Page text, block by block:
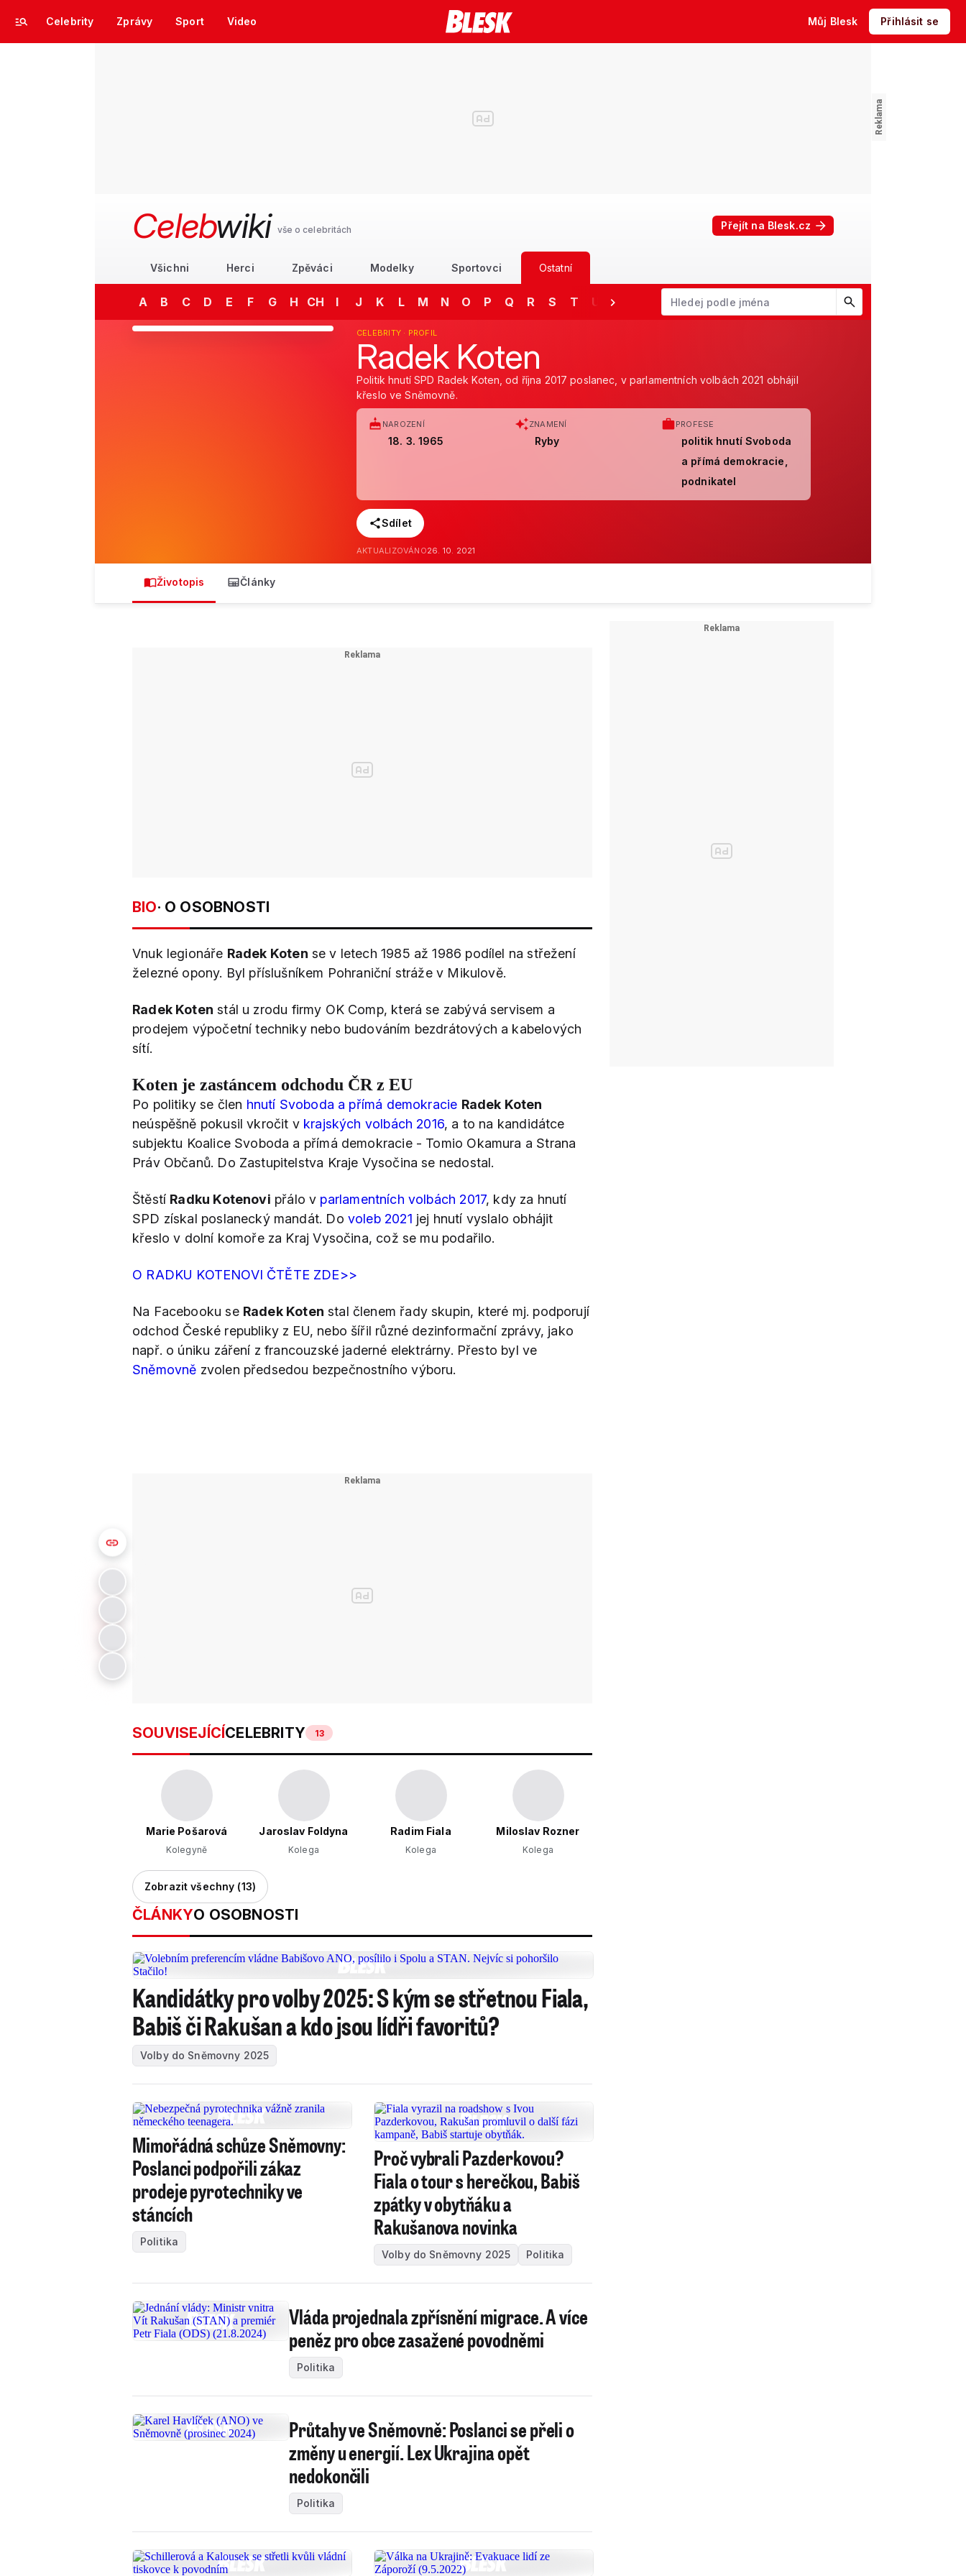
Celebrity Zprávy Sport Video Můj Blesk Přihlásit se
Celebwiki vše o celebritách Přejít na Blesk.cz
Všichni Herci Zpěváci Modelky Sportovci Ostatní
A B C D E F G H CH I J K L M N O P Q R S T U V Y Z
Začněte psát jméno. Šipkami dolů a nahoru procházejte návrhy,
CELEBRITY · PROFIL
Radek Koten
Politik hnutí SPD Radek Koten, od října 2017 poslanec, v parlamentních volbách 2021 obhájil
křeslo ve Sněmovně.
NAROZENÍ
18. 3. 1965
ZNAMENÍ
Ryby
PROFESE
politik hnutí Svoboda
a přímá demokracie,
podnikatel
Sdílet
AKTUALIZOVÁNO26. 10. 2021
Životopis Články
BIO· O OSOBNOSTI
Vnuk legionáře Radek Koten se v letech 1985 až 1986 podílel na střežení
železné opony. Byl příslušníkem Pohraniční stráže v Mikulově.
Radek Koten stál u zrodu firmy OK Comp, která se zabývá servisem a
prodejem výpočetní techniky nebo budováním bezdrátových a kabelových
sítí.
Koten je zastáncem odchodu ČR z EU
Po politiky se člen hnutí Svoboda a přímá demokracie Radek Koten
neúspěšně pokusil vkročit v krajských volbách 2016, a to na kandidátce
subjektu Koalice Svoboda a přímá demokracie - Tomio Okamura a Strana
Práv Občanů. Do Zastupitelstva Kraje Vysočina se nedostal.
Štěstí Radku Kotenovi přálo v parlamentních volbách 2017, kdy za hnutí
SPD získal poslanecký mandát. Do voleb 2021 jej hnutí vyslalo obhájit
křeslo v dolní komoře za Kraj Vysočina, což se mu podařilo.
O RADKU KOTENOVI ČTĚTE ZDE>>
Na Facebooku se Radek Koten stal členem řady skupin, které mj. podporují
odchod České republiky z EU, nebo šířil různé dezinformační zprávy, jako
např. o úniku záření z francouzské jaderné elektrárny. Přesto byl ve
Sněmovně zvolen předsedou bezpečnostního výboru.
SOUVISEJÍCÍCELEBRITY 13
Marie Pošarová
Kolegyně
Jaroslav Foldyna
Kolega
Radim Fiala
Kolega
Miloslav Rozner
Kolega
Zobrazit všechny (13)
ČLÁNKYO OSOBNOSTI
Kandidátky pro volby 2025: S kým se střetnou Fiala,
Babiš či Rakušan a kdo jsou lídři favoritů?
Volby do Sněmovny 2025
Mimořádná schůze Sněmovny:
Poslanci podpořili zákaz
prodeje pyrotechniky ve
stáncích
Politika
Proč vybrali Pazderkovou?
Fiala o tour s herečkou, Babiš
zpátky v obytňáku a
Rakušanova novinka
Volby do Sněmovny 2025 Politika
Vláda projednala zpřísnění migrace. A více
peněz pro obce zasažené povodněmi
Politika
Průtahy ve Sněmovně: Poslanci se přeli o
změny u energií. Lex Ukrajina opět
nedokončili
Politika